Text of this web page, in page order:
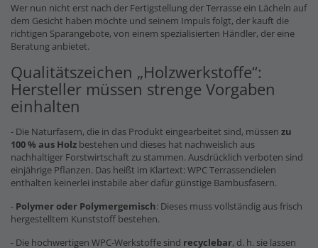
Wer nun nicht erst nach der Fertigstellung der Terrasse ein Lächeln auf
dem Gesicht haben möchte und seinem Impuls folgt, der kauft die
richtigen Sparangebote, von einem spezialisierten Händler, der eine
Beratung anbietet.
Qualitätszeichen „Holzwerkstoffe“:
Hersteller müssen strenge Vorgaben
einhalten
- Die Naturfasern, die in das Produkt eingearbeitet sind, müssen zu
100 % aus Holz bestehen und dieses hat nachweislich aus
nachhaltiger Forstwirtschaft zu stammen. Ausdrücklich verboten sind
einjährige Pflanzen. Das heißt im Klartext: WPC Terrassendielen
enthalten keinerlei instabile aber dafür günstige Bambusfasern.
- Polymer oder Polymergemisch: Dieses muss vollständig aus frisch
hergestelltem Kunststoff bestehen.
- Die hochwertigen WPC-Werkstoffe sind recyclebar, d. h. sie lassen